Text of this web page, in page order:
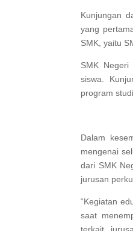
Kunjungan
yang
SMK, yaitu
SMK
siswa.
program
Dalam
mengenai
dari SMK
jurusan
“Kegiatan
saat